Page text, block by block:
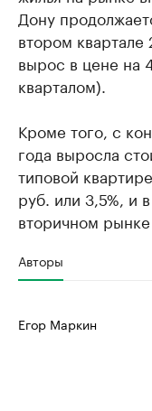
Дону
втором квартале
вырос в цене на
кварталом).
Кроме того, с
года выросла
типовой
руб. или 3,5%, и
вторичном
Авторы
Егор Маркин